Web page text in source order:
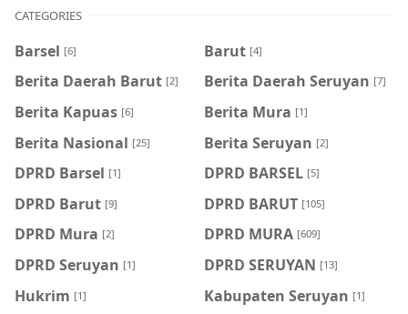
CATEGORIES
Barsel [6] Barut [4]
Berita Daerah Barut [2] Berita Daerah Seruyan [7]
Berita Kapuas [6] Berita Mura [1]
Berita Nasional [25] Berita Seruyan [2]
DPRD Barsel [1] DPRD BARSEL [5]
DPRD Barut [9] DPRD BARUT [105]
DPRD Mura [2] DPRD MURA [609]
DPRD Seruyan [1] DPRD SERUYAN [13]
Hukrim [1] Kabupaten Seruyan [1]